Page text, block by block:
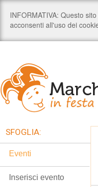
SFOGLIA:
Eventi
Inserisci evento